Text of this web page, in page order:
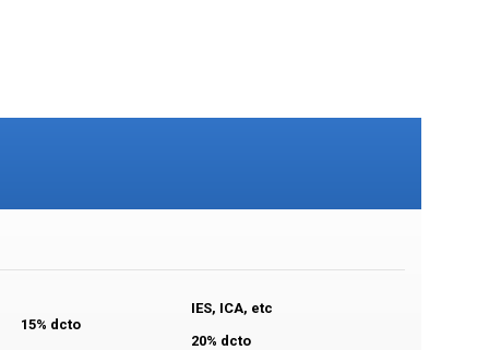
15% dcto
IES, ICA, etc
20% dcto